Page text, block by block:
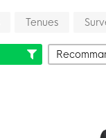
Tenues